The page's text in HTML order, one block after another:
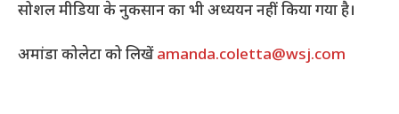
सोशल मीडिया के नुकसान का भी अध्ययन नहीं किया गया है।
अमांडा कोलेटा को लिखेंamanda.coletta@wsj.com